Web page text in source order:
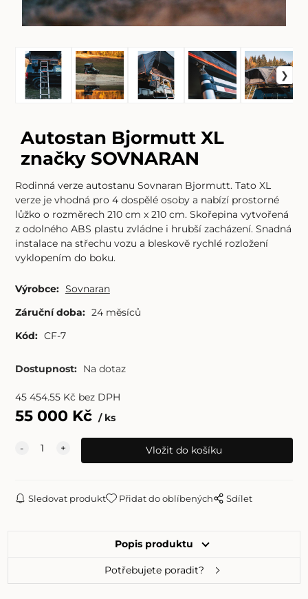
Autostan Bjormutt XL
značky SOVNARAN
Rodinná verze autostanu Sovnaran Bjormutt. Tato XL
verze je vhodná pro 4 dospělé osoby a nabízí prostorné
lůžko o rozměrech 210 cm x 210 cm. Skořepina vytvořená
z odolného ABS plastu zvládne i hrubší zacházení. Snadná
instalace na střechu vozu a bleskově rychlé rozložení
vyklopením do boku.
Výrobce: Sovnaran
Záruční doba: 24 měsíců
Kód: CF-7
Dostupnost: Na dotaz
45 454.55Kč bez DPH
55 000 Kč ks
Sledovat produkt Přidat do oblíbených Sdílet
Popis produktu
Potřebujete poradit?